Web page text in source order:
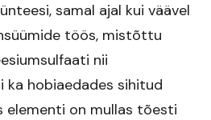
samal ajal kui väävel
töös, mistõttu
nii
ka hobiaedades sihitud
elementi on mullas tõesti